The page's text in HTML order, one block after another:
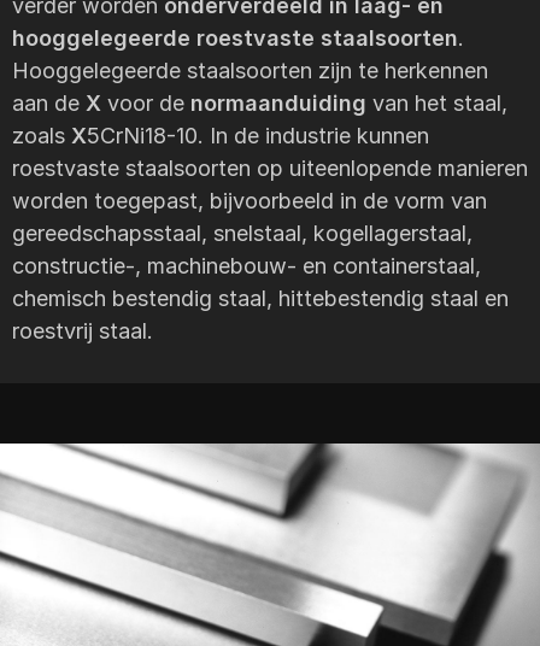
verder worden onderverdeeld in laag- en
hooggelegeerde roestvaste staalsoorten.
Hooggelegeerde staalsoorten zijn te herkennen
aan de X voor de normaanduiding van het staal,
zoals X5CrNi18-10. In de industrie kunnen
roestvaste staalsoorten op uiteenlopende manieren
worden toegepast, bijvoorbeeld in de vorm van
gereedschapsstaal, snelstaal, kogellagerstaal,
constructie-, machinebouw- en containerstaal,
chemisch bestendig staal, hittebestendig staal en
roestvrij staal.